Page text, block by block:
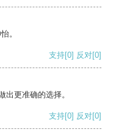
。
支持[0] 反对[0]
出更准确的选择。
支持[0] 反对[0]